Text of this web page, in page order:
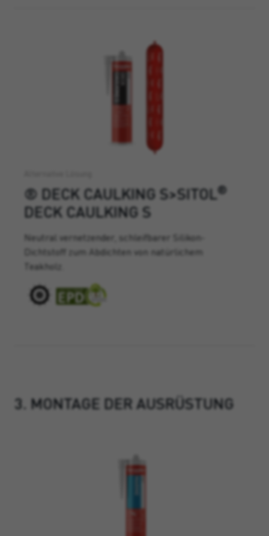
® DECK CAULKING S>SITOL®
DECK CAULKING S
Neutral vernetzender, schleifbarer Silikon-
Dichtstoff zum Abdichten von natürlichem
Teakholz.
3. MONTAGE DER AUSRÜSTUNG